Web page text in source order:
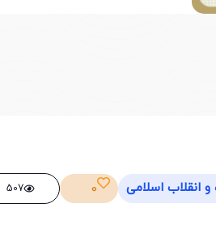
و انقلاب اسلامی 0
507